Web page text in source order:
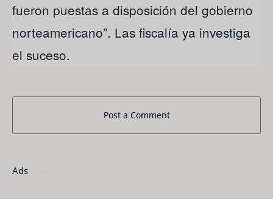
fueron puestas a disposición del gobierno
norteamericano”. Las fiscalía ya investiga
el suceso.
Post a Comment
Ads